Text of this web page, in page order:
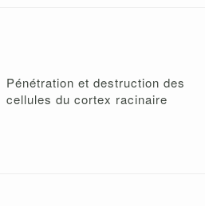
Pénétration et destruction des
cellules du cortex racinaire